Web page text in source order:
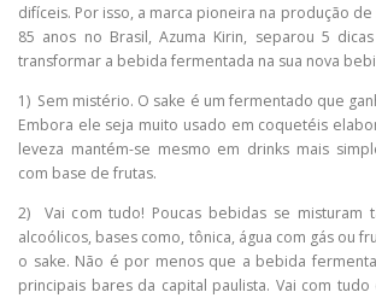
difíceis. Por isso, a marca pioneira na produção
85 anos no Brasil, Azuma Kirin, separou 5
transformar a bebida fermentada na sua nova
1) Sem mistério. O sake é um fermentado que
Embora ele seja muito usado em coquetéis
leveza mantém-se mesmo em drinks mais
com base de frutas.
2) Vai com tudo! Poucas bebidas se misturam
alcoólicos, bases como, tônica, água com gás ou
o sake. Não é por menos que a bebida
principais bares da capital paulista. Vai com